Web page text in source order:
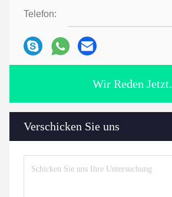
Telefon:
Wir Reden Jetzt.
Verschicken Sie uns